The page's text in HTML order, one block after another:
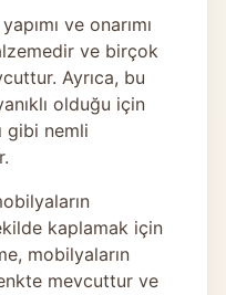
ve onarımı
ve birçok
Ayrıca, bu
olduğu için
gibi nemli
kaplamak için
mobilyaların
mevcuttur ve